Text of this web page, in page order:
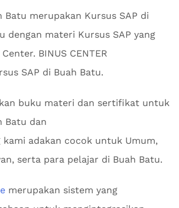
Batu merupakan Kursus SAP di
dengan materi Kursus SAP yang
BINUS CENTER
SAP di Buah Batu.
buku materi dan sertifikat untuk
Batu dan
kami adakan cocok untuk Umum,
serta para pelajar di Buah Batu.
merupakan sistem yang